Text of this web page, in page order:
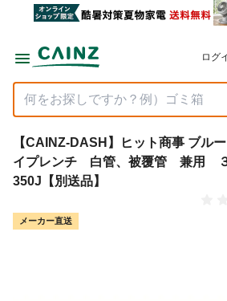
ログ
【CAINZ-DASH】ヒット商事 ブル
イプレンチ 白管、被覆管 兼用 ３
350J【別送品】
メーカー直送